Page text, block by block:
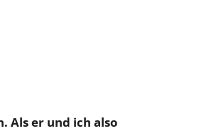
Als er und ich also